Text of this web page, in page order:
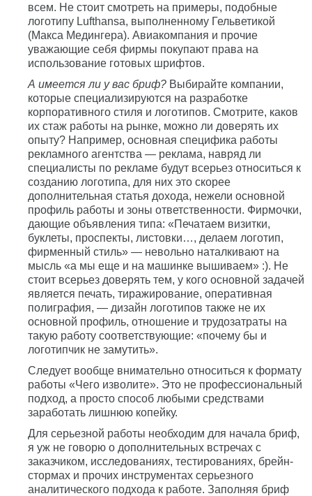
всем. Не стоит смотреть на примеры, подобные
логотипу Lufthansa, выполненному Гельветикой
(Макса Медингера). Авиакомпания и прочие
уважающие себя фирмы покупают права на
использование готовых шрифтов.
А имеется ли у вас бриф? Выбирайте компании,
которые специализируются на разработке
корпоративного стиля и логотипов. Смотрите, каков
их стаж работы на рынке, можно ли доверять их
опыту? Например, основная специфика работы
рекламного агентства — реклама, навряд ли
специалисты по рекламе будут всерьез относиться к
созданию логотипа, для них это скорее
дополнительная статья дохода, нежели основной
профиль работы и зоны ответственности. Фирмочки,
дающие объявления типа: «Печатаем визитки,
буклеты, проспекты, листовки…, делаем логотип,
фирменный стиль» — невольно наталкивают на
мысль «а мы еще и на машинке вышиваем» :). Не
стоит всерьез доверять тем, у кого основной задачей
является печать, тиражирование, оперативная
полиграфия, — дизайн логотипов также не их
основной профиль, отношение и трудозатраты на
такую работу соответствующие: «почему бы и
логотипчик не замутить».
Следует вообще внимательно относиться к формату
работы «Чего изволите». Это не профессиональный
подход, а просто способ любыми средствами
заработать лишнюю копейку.
Для серьезной работы необходим для начала бриф,
я уж не говорю о дополнительных встречах с
заказчиком, исследованиях, тестированиях, брейн-
стормах и прочих инструментах серьезного
аналитического подхода к работе. Заполняя бриф